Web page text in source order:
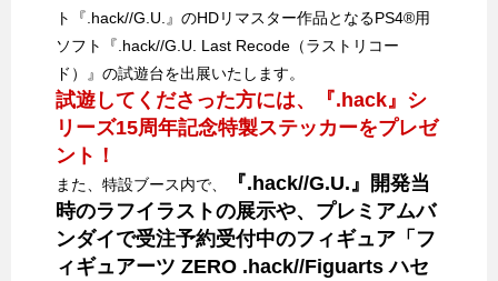
ト『.hack//G.U.』のHDリマスター作品となるPS4®用
ソフト『.hack//G.U. Last Recode（ラストリコー
ド）』の試遊台を出展いたします。
試遊してくださった方には、『.hack』シ
リーズ15周年記念特製ステッカーをプレゼ
ント！
また、特設ブース内で、
『.hack//G.U.』開発当
時のラフイラストの展示や、プレミアムバ
ンダイで受注予約受付中のフィギュア「フ
ィギュアーツ ZERO .hack//Figuarts ハセ